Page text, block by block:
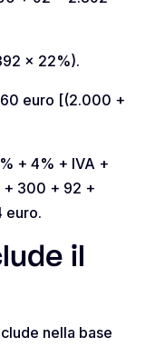
x 22%).
euro [(2.000 +
+ 4% + IVA +
+ 300 + 92 +
euro.
il
nella base